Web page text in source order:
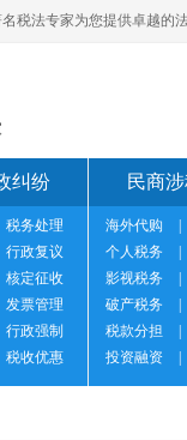
税法专家为您提供卓越的
纠纷
税务处理
行政复议
核定征收
发票管理
行政强制
税收优惠
民商
海外代购
个人税务
影视税务
破产税务
税款分担
投资融资